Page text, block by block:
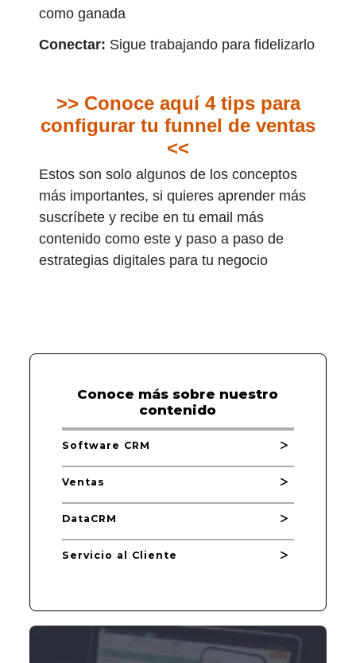
como ganada
Conectar: Sigue trabajando para fidelizarlo
>> Conoce aquí 4 tips para
configurar tu funnel de ventas
<<
Estos son solo algunos de los conceptos
más importantes, si quieres aprender más
suscríbete y recibe en tu email más
contenido como este y paso a paso de
estrategias digitales para tu negocio
Conoce más sobre nuestro
contenido
Software CRM
Ventas
DataCRM
Servicio al Cliente